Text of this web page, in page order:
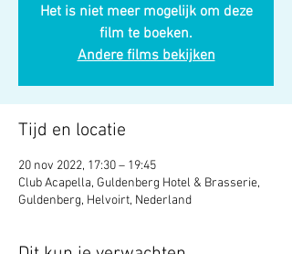
Het is niet meer mogelijk om deze
film te boeken.
Andere films bekijken
Tijd en locatie
20 nov 2022, 17:30 – 19:45
Club Acapella, Guldenberg Hotel & Brasserie,
Guldenberg, Helvoirt, Nederland